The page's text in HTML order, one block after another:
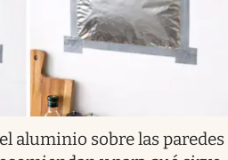
aluminio sobre las paredes